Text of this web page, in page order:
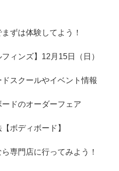
ずは体験してよう！
ィンズ】12月15日（日）
スクールやイベント情報
ドのオーダーフェア
ボディボード】
専門店に行ってみよう！